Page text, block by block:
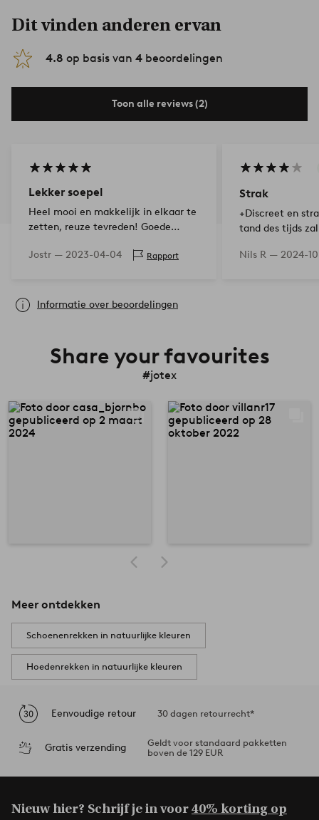
Dit vinden anderen ervan
4.8 op basis van 4 beoordelingen
Toon alle reviews (2)
Lekker soepel
Heel mooi en makkelijk in elkaar te
zetten, reuze tevreden! Goede
Jostr — 2023-04-04 Rapport
Strak
+Discreet en
tand des tijds
voordat de
Nils R — 2024-
Informatie over beoordelingen
Share your favourites
#jotex
Meer ontdekken
Schoenenrekken in natuurlijke kleuren
Hoedenrekken in natuurlijke kleuren
Eenvoudige retour 30 dagen retourrecht*
Gratis verzending
Geldt voor standaard pakketten
boven de 129 EUR
Nieuw hier? Schrijf je in voor40% korting op